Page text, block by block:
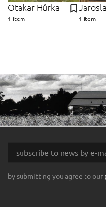
Otakar Hůrka
1 item 1 item
by submitting you agree to our